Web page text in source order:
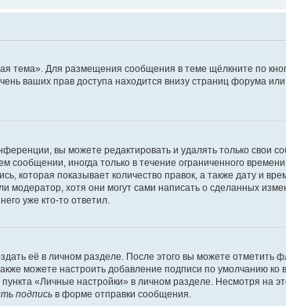
тема». Для размещения сообщения в теме щёлкните по
ваших прав доступа находится внизу страниц форума
вы можете редактировать и удалять только свои
сообщении, иногда только в течение ограниченного
которая показывает количество правок, а также дату и
модератор, хотя они могут сами написать о сделанных
уже кто-то ответил.
её в личном разделе. После этого вы можете отметить
можете настроить добавление подписи по умолчанию
«Личные настройки» в личном разделе. Несмотря на
подпись в форме отправки сообщения.